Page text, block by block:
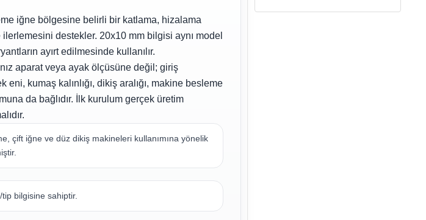
iğne bölgesine belirli bir katlama, hizalama
destekler. 20x10 mm bilgisi aynı model
ayırt edilmesinde kullanılır.
aparat veya ayak ölçüsüne değil; giriş
eni, kumaş kalınlığı, dikiş aralığı, makine besleme
da bağlıdır. İlk kurulum gerçek üretim
çift iğne ve düz dikiş makineleri kullanımına yönelik
bilgisine sahiptir.